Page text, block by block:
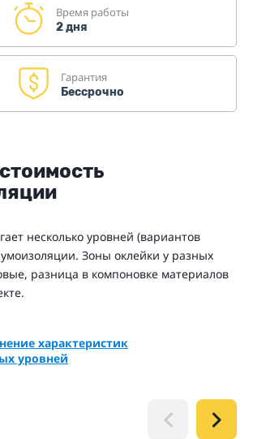
Время работы
2 дня
Гарантия
Бессрочно
несколько уровней (вариантов
Зоны оклейки у разных
разница в компоновке материалов
характеристик
уровней